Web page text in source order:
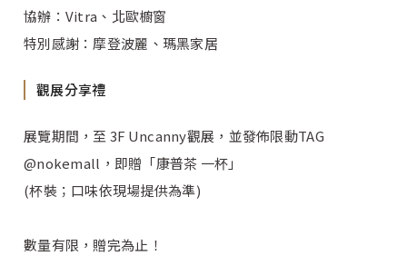
協辦：Vitra、北歐櫥窗
特別感謝：摩登波麗、瑪黑家居
觀展分享禮
展覽期間，至 3F Uncanny觀展，並發佈限動TAG
@nokemall，即贈「康普茶 一杯」
(杯裝；口味依現場提供為準)
數量有限，贈完為止！